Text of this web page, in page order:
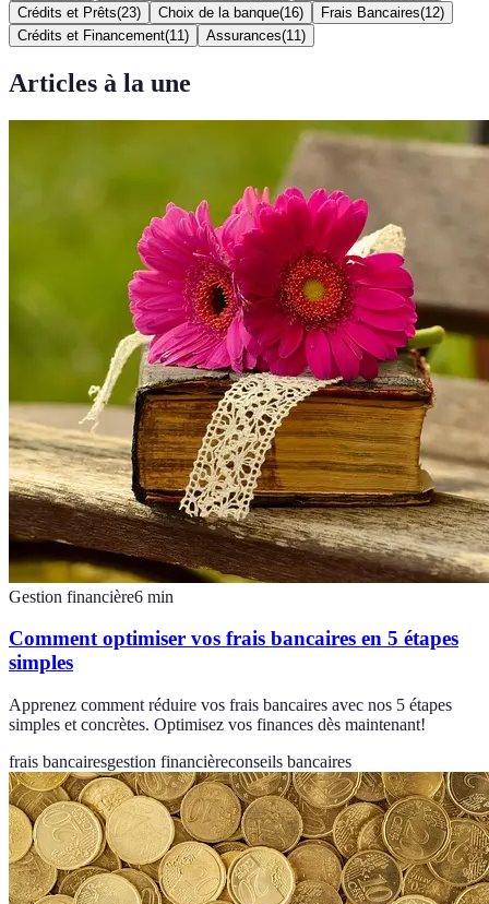
Crédits et Prêts(23) Choix de la banque(16) Frais Bancaires(12)
Crédits et Financement(11 ) Assurances(11 )
Articles à la une
Gestion financière6 min
Comment optimiser vos frais bancaires en 5 étapes
simples
Apprenez comment réduire vos frais bancaires avec nos 5 étapes
simples et concrètes. Optimisez vos finances dès maintenant!
frais bancairesgestion financièreconseils bancaires